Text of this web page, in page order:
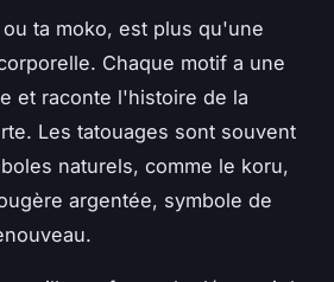
ta moko, est plus qu'une
Chaque motif a une
et raconte l'histoire de la
Les tatouages sont souvent
naturels, comme le koru,
argentée, symbole de